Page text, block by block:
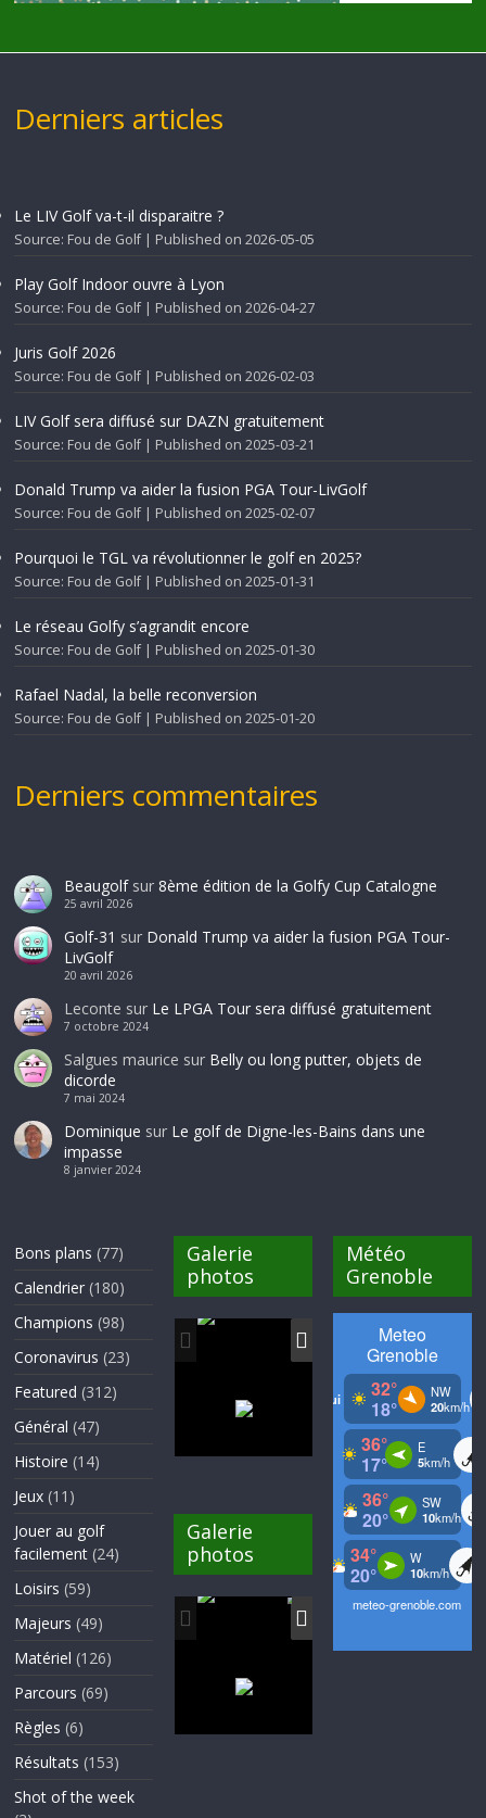
Derniers articles
Le LIV Golf va-t-il disparaitre ?
Source: Fou de Golf Published on 2026-05-05
Play Golf Indoor ouvre à Lyon
Source: Fou de Golf Published on 2026-04-27
Juris Golf 2026
Source: Fou de Golf Published on 2026-02-03
LIV Golf sera diffusé sur DAZN gratuitement
Source: Fou de Golf Published on 2025-03-21
Donald Trump va aider la fusion PGA Tour-LivGolf
Source: Fou de Golf Published on 2025-02-07
Pourquoi le TGL va révolutionner le golf en 2025?
Source: Fou de Golf Published on 2025-01-31
Le réseau Golfy s’agrandit encore
Source: Fou de Golf Published on 2025-01-30
Rafael Nadal, la belle reconversion
Source: Fou de Golf Published on 2025-01-20
Derniers commentaires
Beaugolfsur 8ème édition de la Golfy Cup Catalogne
25 avril 2026
Golf-31 sur Donald Trump va aider la fusion PGA Tour-
LivGolf
20 avril 2026
Leconte sur Le LPGA Tour sera diffusé gratuitement
7 octobre 2024
Salgues maurice sur Belly ou long putter, objets de
dicorde
7 mai 2024
Dominique sur Le golf de Digne-les-Bains dans une
impasse
8 janvier 2024
Bons plans (77)
Calendrier (180)
Champions (98)
Coronavirus (23)
Featured (312)
Général (47)
Histoire (14)
Jeux (11)
Jouer au golf
facilement (24)
Loisirs (59)
Majeurs (49)
Matériel (126)
Parcours (69)
Règles (6)
Résultats (153)
Shot of the week
Galerie
photos
Galerie
photos
Météo
Grenoble